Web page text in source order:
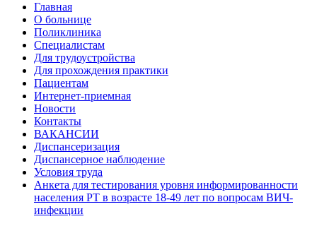
Главная
О больнице
Поликлиника
Специалистам
Для трудоустройства
Для прохождения практики
Пациентам
Интернет-приемная
Новости
Контакты
ВАКАНСИИ
Диспансеризация
Диспансерное наблюдение
Условия труда
Анкета для тестирования уровня информированности
населения РТ в возрасте 18-49 лет по вопросам ВИЧ-
инфекции